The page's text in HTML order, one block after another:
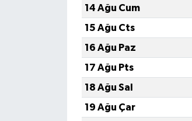
14 Ağu Cum
15 Ağu Cts
16 Ağu Paz
17 Ağu Pts
18 Ağu Sal
19 Ağu Çar